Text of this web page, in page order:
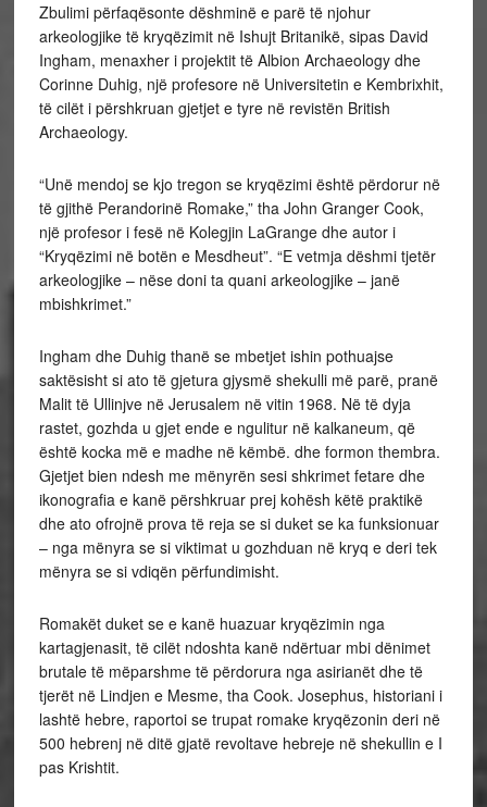
Zbulimi përfaqësonte dëshminë e parë të njohur
arkeologjike të kryqëzimit në Ishujt Britanikë, sipas David
Ingham, menaxher i projektit të Albion Archaeology dhe
Corinne Duhig, një profesore në Universitetin e Kembrixhit,
të cilët i përshkruan gjetjet e tyre në revistën British
Archaeology.
“Unë mendoj se kjo tregon se kryqëzimi është përdorur në
të gjithë Perandorinë Romake,” tha John Granger Cook,
një profesor i fesë në Kolegjin LaGrange dhe autor i
“Kryqëzimi në botën e Mesdheut”. “E vetmja dëshmi tjetër
arkeologjike – nëse doni ta quani arkeologjike – janë
mbishkrimet.”
Ingham dhe Duhig thanë se mbetjet ishin pothuajse
saktësisht si ato të gjetura gjysmë shekulli më parë, pranë
Malit të Ullinjve në Jerusalem në vitin 1968. Në të dyja
rastet, gozhda u gjet ende e ngulitur në kalkaneum, që
është kocka më e madhe në këmbë. dhe formon thembra.
Gjetjet bien ndesh me mënyrën sesi shkrimet fetare dhe
ikonografia e kanë përshkruar prej kohësh këtë praktikë
dhe ato ofrojnë prova të reja se si duket se ka funksionuar
– nga mënyra se si viktimat u gozhduan në kryq e deri tek
mënyra se si vdiqën përfundimisht.
Romakët duket se e kanë huazuar kryqëzimin nga
kartagjenasit, të cilët ndoshta kanë ndërtuar mbi dënimet
brutale të mëparshme të përdorura nga asirianët dhe të
tjerët në Lindjen e Mesme, tha Cook. Josephus, historiani i
lashtë hebre, raportoi se trupat romake kryqëzonin deri në
500 hebrenj në ditë gjatë revoltave hebreje në shekullin e I
pas Krishtit.